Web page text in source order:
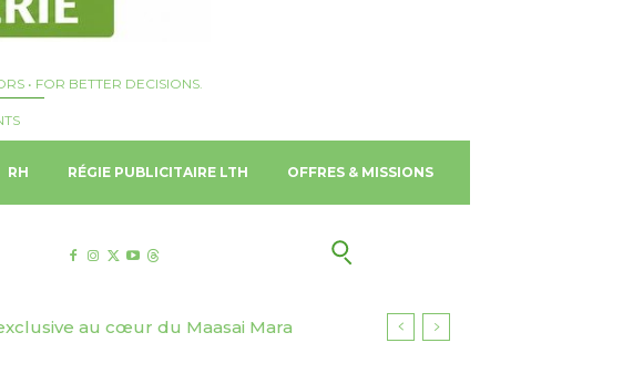
• FOR BETTER DECISIONS.
RH RÉGIE PUBLICITAIRE LTH OFFRES & MISSIONS
au cœur du Maasai Mara
Langham, Gold Coast